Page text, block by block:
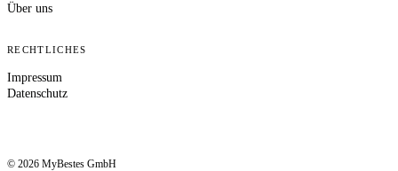
Über uns
RECHTLICHES
Impressum
Datenschutz
© 2026 MyBestes GmbH